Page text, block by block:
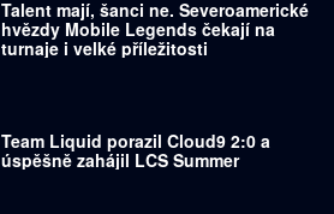
Talent mají, šanci ne. Severoamerické
hvězdy Mobile Legends čekají na
turnaje i velké příležitosti
Team Liquid porazil Cloud9 2:0 a
úspěšně zahájil LCS Summer